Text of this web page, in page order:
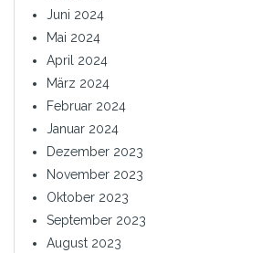
Juni 2024
Mai 2024
April 2024
März 2024
Februar 2024
Januar 2024
Dezember 2023
November 2023
Oktober 2023
September 2023
August 2023